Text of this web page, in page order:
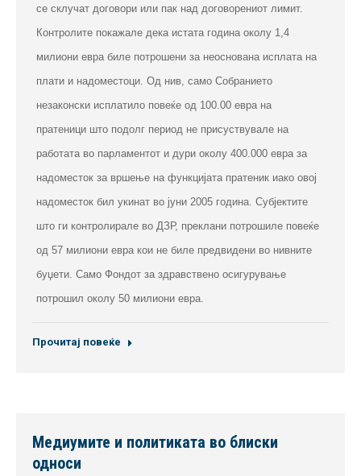
се склучат договори или пак над договорениот лимит.
Контролите покажале дека истата година околу 1,4
милиони евра биле потрошени за неоснована исплата на
плати и надоместоци. Од нив, само Собранието
незаконски исплатило повеќе од 100.00 евра на
пратеници што подолг период не присуствувале на
работата во парламентот и дури околу 400.000 евра за
надоместок за вршење на функцијата пратеник иако овој
надоместок бил укинат во јуни 2005 година. Субјектите
што ги контролирале во ДЗР, преклани потрошиле повеќе
од 57 милиони евра кои не биле предвидени во нивните
буџети. Само Фондот за здравствено осигурување
потрошил околу 50 милиони евра.
Прочитај повеќе
Медиумите и политиката во блиски
односи